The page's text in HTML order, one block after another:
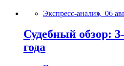
Экспресс-анализ, 06
Судебный обзор:
года